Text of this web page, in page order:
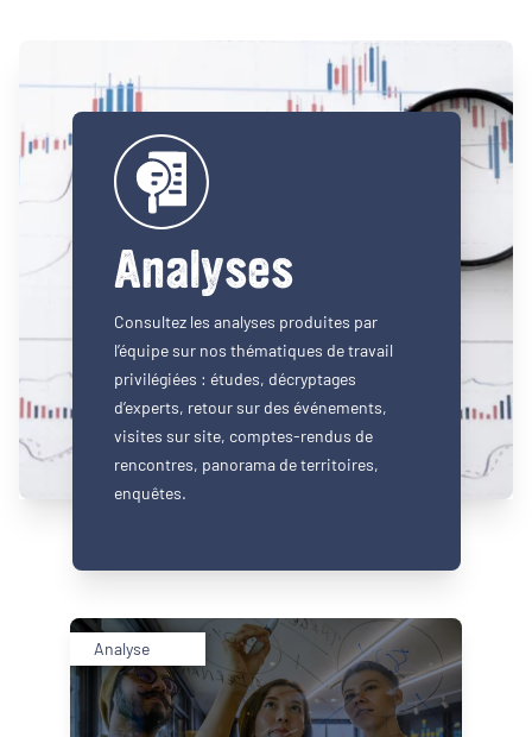
Analyses
Consultez les analyses produites par
l’équipe sur nos thématiques de travail
privilégiées : études, décryptages
d’experts, retour sur des événements,
visites sur site, comptes-rendus de
rencontres, panorama de territoires,
enquêtes.
Analyse